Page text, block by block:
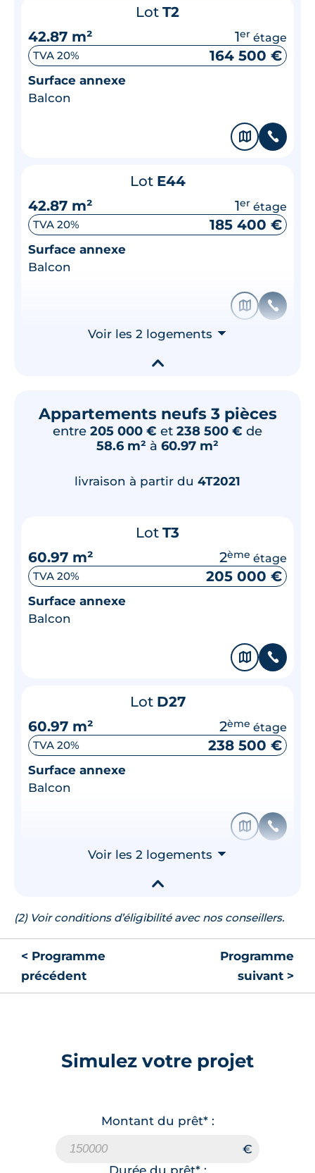
Lot T2
42.87 m²
1er étage
TVA 20% 164 500 €
Surface annexe
Balcon
🗞 📞
Lot E44
42.87 m²
1er étage
TVA 20% 185 400 €
Surface annexe
Balcon
🗞 📞
Voir les 2 logements ⮟
▾
Appartements neufs 3 pièces
entre 205 000 € et 238 500 € de
58.6 m² à 60.97 m²
livraison à partir du 4T2021
Lot T3
60.97 m²
2ème étage
TVA 20% 205 000 €
Surface annexe
Balcon
🗞 📞
Lot D27
60.97 m²
2ème étage
TVA 20% 238 500 €
Surface annexe
Balcon
🗞 📞
Voir les 2 logements ⮟
▾
(2) Voir conditions d’éligibilité avec nos conseillers.
< Programme
précédent
Programme
suivant >
Simulez votre projet
Montant du prêt* :
Durée du prêt* :